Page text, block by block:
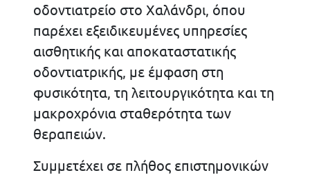
οδοντιατρείο στο Χαλάνδρι, όπου
παρέχει εξειδικευμένες υπηρεσίες
αισθητικής και αποκαταστατικής
οδοντιατρικής, με έμφαση στη
φυσικότητα, τη λειτουργικότητα και τη
μακροχρόνια σταθερότητα των
θεραπειών.
Συμμετέχει σε πλήθος επιστημονικών